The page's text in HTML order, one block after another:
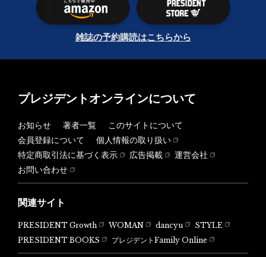
雑誌の予約購読はこちらから
プレジデントオンラインについて
お知らせ 著者一覧
このサイトについて
会員登録について
個人情報の取り扱い
特定商取引法に基づく表示
広告掲載
運営会社
お問い合わせ
関連サイト
PRESIDENT Growth WOMAN dancyu
STYLE
PRESIDENT BOOKS
プレジデントFamily Online